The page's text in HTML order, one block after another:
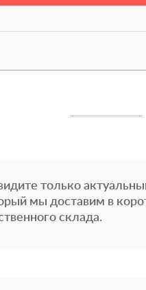
только
мы доставим в
склада.